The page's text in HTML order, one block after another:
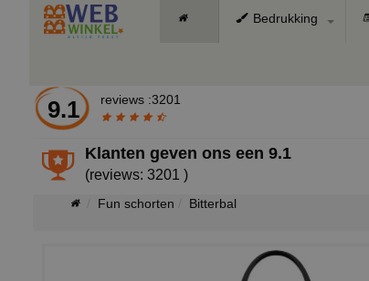
Bedrukking
9.1 reviews :3201
Klanten geven ons een9.1
(reviews: 3201 )
Fun schorten Bitterbal